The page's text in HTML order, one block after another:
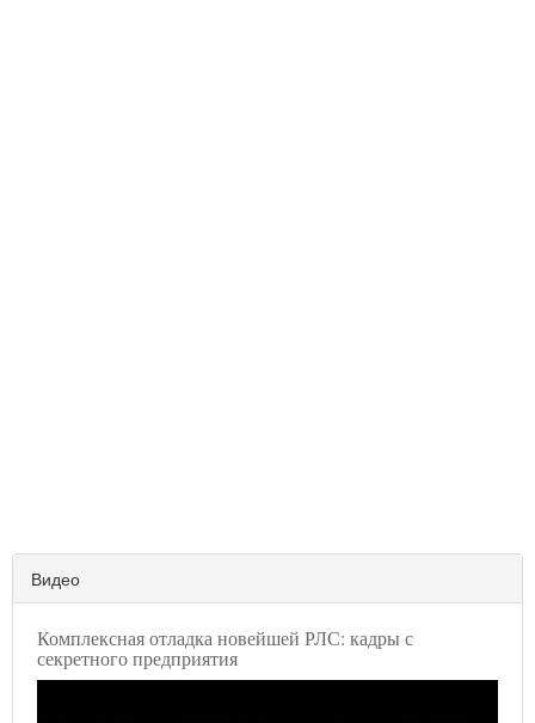
Видео
Комплексная отладка новейшей РЛС: кадры с
секретного предприятия